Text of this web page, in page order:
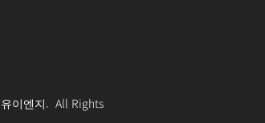
이엔지. All Rights